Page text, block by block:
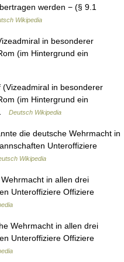
werden − (§ 9.1
Wikipedia
in besonderer
(im Hintergrund ein
in besonderer
(im Hintergrund ein
Deutsch Wikipedia
die deutsche Wehrmacht in
Unteroffiziere
Wikipedia
in allen drei
Unteroffiziere Offiziere
Wehrmacht in allen drei
Unteroffiziere Offiziere